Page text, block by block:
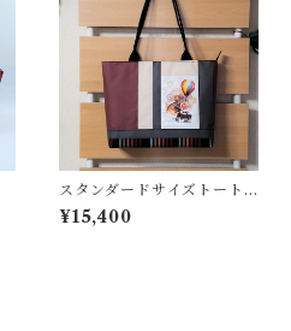
スタンダードサイズトート
＜T-0203＞
¥15,400